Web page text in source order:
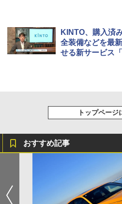
KINTO、購入済
全装備などを最
せる新サービス
トップページ
おすすめ記事